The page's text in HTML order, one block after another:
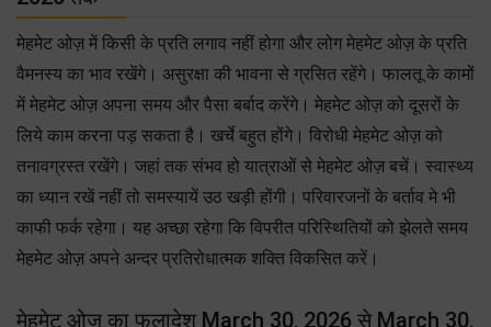
मेहमेट ओज़ में किसी के प्रति लगाव नहीं होगा और लोग मेहमेट ओज़ के प्रति
वैमनस्य का भाव रखेंगे। असुरक्षा की भावना से ग्रसित रहेंगे। फालतू के कामों
में मेहमेट ओज़ अपना समय और पैसा बर्बाद करेंगे। मेहमेट ओज़ को दूसरों के
लिये काम करना पड़ सकता है। खर्चे बहुत होंगे। विरोधी मेहमेट ओज़ को
तनावग्रस्त रखेंगे। जहां तक संभव हो यात्राओं से मेहमेट ओज़ बचें। स्वास्थ्य
का ध्यान रखें नहीं तो समस्यायें उठ खड़ी होंगी। परिवारजनों के बर्ताव मे भी
काफी फर्क रहेगा। यह अच्छा रहेगा कि विपरीत परिस्थितियों को झेलते समय
मेहमेट ओज़ अपने अन्दर प्रतिरोधात्मक शक्ति विकसित करें।
मेहमेट ओज़ का फलादेश March 30, 2026 से March 30,